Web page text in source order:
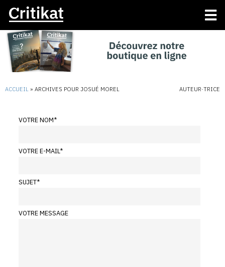
ACCUEIL » ARCHIVES POUR JOSUÉ MOREL AUTEUR·TRICE
VOTRE NOM*
VOTRE E-MAIL*
SUJET*
VOTRE MESSAGE